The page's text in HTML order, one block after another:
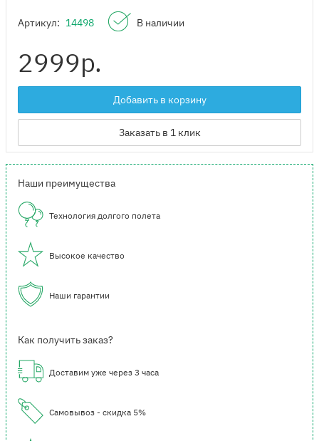
Артикул: 14498 В наличии
2999р.
Добавить в корзину
Заказать в 1 клик
Наши преимущества
Технология долгого полета
Высокое качество
Наши гарантии
Как получить заказ?
Доставим уже через 3 часа
Самовывоз - скидка 5%